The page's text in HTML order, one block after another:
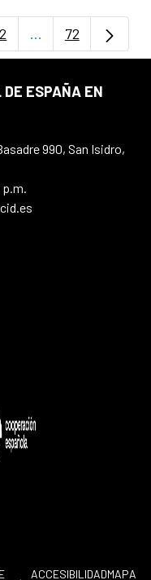
Use TAB para
...PáginasPágina
72
ESPAÑA EN
990, San Isidro,
ACCESIBILIDADMAPA